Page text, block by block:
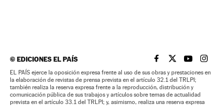
©EDICIONES EL PAÍS EL PAÍS BRASIL EN
EL PAÍSEL PAÍS
EL
EL PAÍS ejerce la oposición expresa frente al uso de sus obras y prestaciones en
la elaboración de revistas de prensa prevista en el artículo 32.1 del TRLPI;
también realiza la reserva expresa frente a la reproducción, distribución y
comunicación pública de sus trabajos y artículos sobre temas de actualidad
prevista en el artículo 33.1 del TRLPI; y, asimismo, realiza una reserva expresa